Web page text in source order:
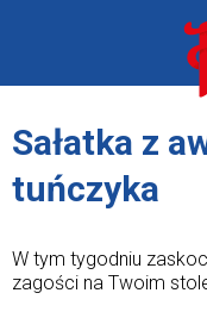
Sałatka z
tuńczyka
W tym tygodniu
zagości na Twoim